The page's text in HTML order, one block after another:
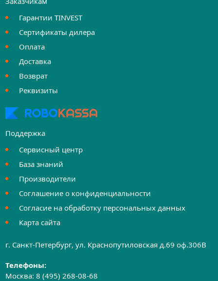
Гарантии TINVEST
Сертификаты дилера
Оплата
Доставка
Возврат
Реквизиты
Поддержка
Сервисный центр
База знаний
Производители
Соглашение о конфиденциальности
Согласие на обработку персональных данных
Карта сайта
г. Санкт-Петербург, ул. Краснопутиловская д.69 оф.306B
Телефоны:
Москва:8 (495) 268-08-68